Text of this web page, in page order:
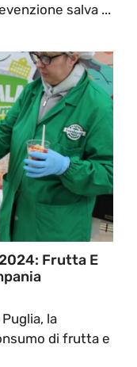
salva ...
Frutta E
la
di frutta e